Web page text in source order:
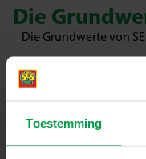
Toestemming
Die
Die Grundwerte von
Spaß
Spielzeug von SES